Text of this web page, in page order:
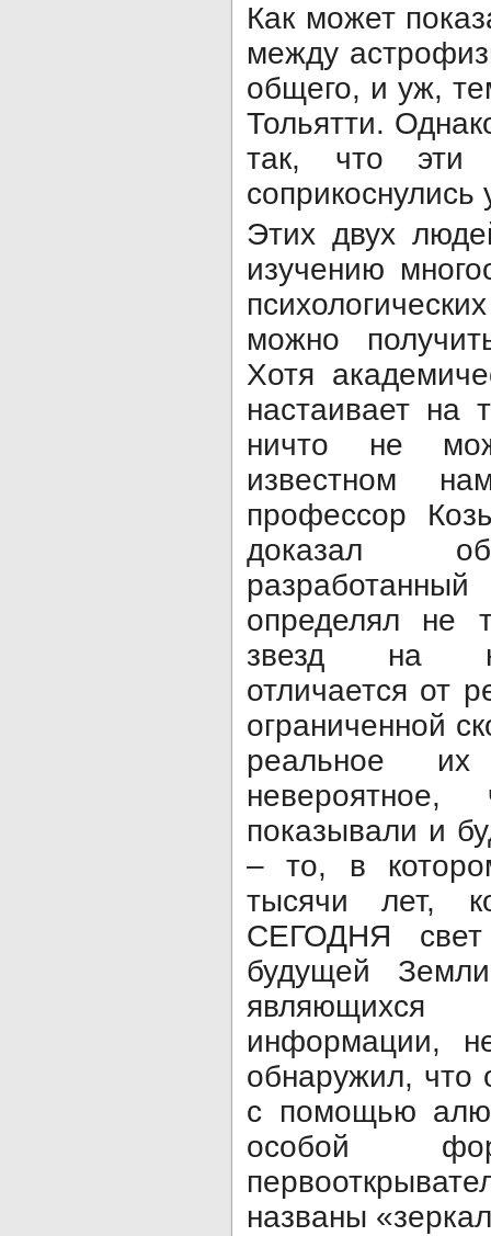
Как может
между
общего, и уж,
Тольятти.
так, что эти
Этих двух
изучению
можно
Хотя
настаивает на
ничто не
известном
профессор
доказал
определял не
звезд на
отличается от
ограниченной
реальное
показывали и
– то, в
тысячи лет,
СЕГОДНЯ
будущей
информации,
обнаружил, что
с помощью
особой
названы